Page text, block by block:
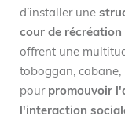
d’installer une
cour de récréation
offrent une
toboggan, cabane,
pourpromouvoir
l'interaction